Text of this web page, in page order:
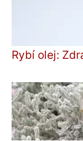
Rybí olej: